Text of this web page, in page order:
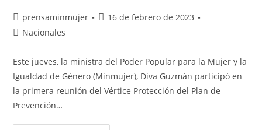
prensaminmujer
16 de febrero de 2023
Nacionales
Este jueves, la ministra del Poder Popular para la Mujer y la
Igualdad de Género (Minmujer), Diva Guzmán participó en
la primera reunión del Vértice Protección del Plan de
Prevención…